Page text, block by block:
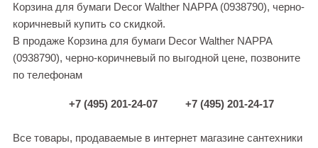
Корзина для бумаги Decor Walther NAPPA (0938790), черно-
коричневый купить со скидкой.
В продаже Корзина для бумаги Decor Walther NAPPA
(0938790), черно-коричневый по выгодной цене, позвоните
по телефонам
+7 (495) 201-24-07 +7 (495) 201-24-17
Все товары, продаваемые в интернет магазине сантехники